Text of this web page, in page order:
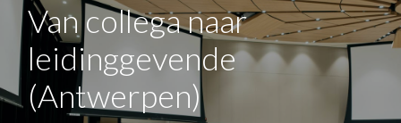
Van collega naar
leidinggevende
(Antwerpen)